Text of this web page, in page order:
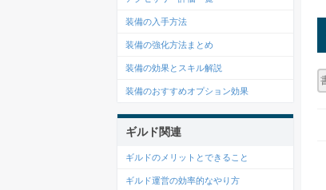
装備の入手方法
装備の強化方法まとめ
装備の効果とスキル解説
装備のおすすめオプション効果
ギルド関連
ギルドのメリットとできること
ギルド運営の効率的なやり方